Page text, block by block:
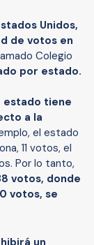
Unidos,
de votos en
Colegio
por estado.
estado tiene
a la
el estado
11 votos, el
Por lo tanto,
votos, donde
votos, se
un